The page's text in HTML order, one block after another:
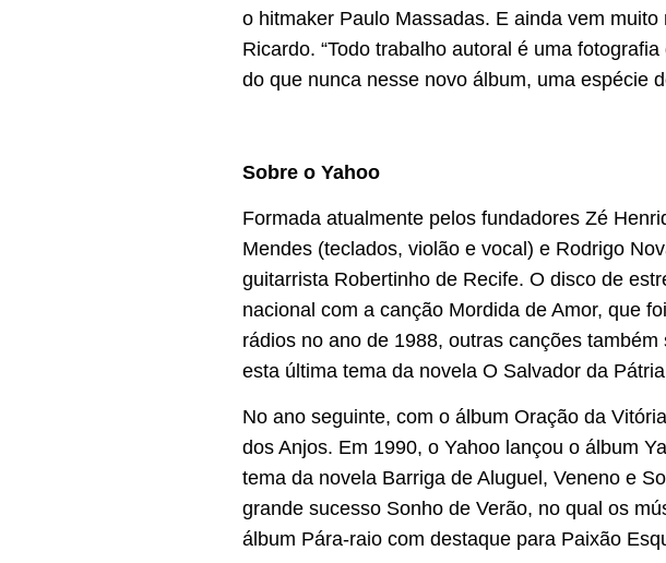
o hitmaker Paulo Massadas. E ainda vem
Ricardo. “Todo trabalho autoral é uma
do que nunca nesse novo álbum, uma espécie
Sobre o Yahoo
Formada atualmente pelos fundadores Zé
Mendes (teclados, violão e vocal) e Rodrigo
guitarrista Robertinho de Recife. O disco de
nacional com a canção Mordida de Amor, que
rádios no ano de 1988, outras canções
esta última tema da novela O Salvador da
No ano seguinte, com o álbum Oração da
dos Anjos. Em 1990, o Yahoo lançou o álbum
tema da novela Barriga de Aluguel, Veneno e
grande sucesso Sonho de Verão, no qual os
álbum Pára-raio com destaque para Paixão